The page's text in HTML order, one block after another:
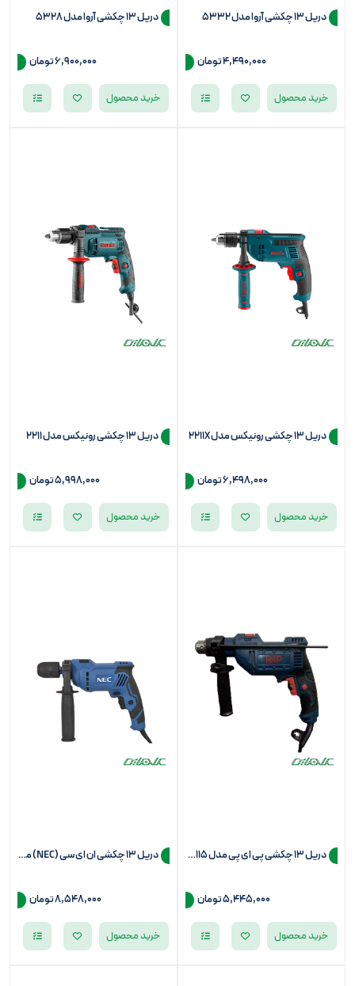
دریل 13 چکشی آروا مدل 5332
4,490,000تومان
خرید محصول
دریل 13 چکشی آروا مدل 5328
6,900,000تومان
خرید محصول
دریل 13 چکشی رونیکس مدل 2211X
6,498,000تومان
خرید محصول
دریل 13 چکشی رونیکس مدل 2211
5,998,000تومان
خرید محصول
دریل 13 چکشی پی ای پی مدل ID-6115
5,445,000تومان
خرید محصول
دریل 13 چکشی ان ای سی (NEC) مدل 1325
8,548,000تومان
خرید محصول